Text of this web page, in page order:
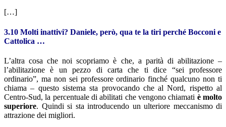
[…]
3.10 Molti inattivi? Daniele, però, qua te la tiri perché Bocconi e
Cattolica …
L’altra cosa che noi scopriamo è che, a parità di abilitazione –
l’abilitazione è un pezzo di carta che ti dice “sei professore
ordinario”, ma non sei professore ordinario finché qualcuno non ti
chiama – questo sistema sta provocando che al Nord, rispetto al
Centro-Sud, la percentuale di abilitati che vengono chiamati è molto
superiore. Quindi si sta introducendo un ulteriore meccanismo di
attrazione dei migliori.